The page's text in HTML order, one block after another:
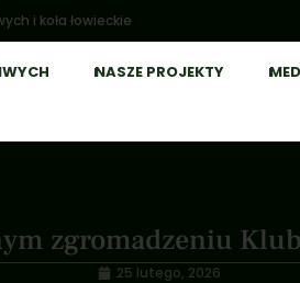
i koła łowieckie
NASZE PROJEKTY
zgromadzeniu
25 lutego, 2026